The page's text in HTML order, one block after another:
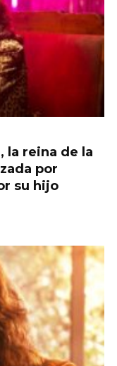
la reina de la
por
su hijo